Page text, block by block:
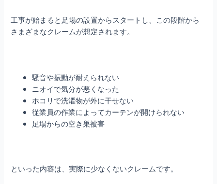
工事が始まると足場の設置からスタートし、この段階から
さまざまなクレームが想定されます。
騒音や振動が耐えられない
ニオイで気分が悪くなった
ホコリで洗濯物が外に干せない
従業員の作業によってカーテンが開けられない
足場からの空き巣被害
といった内容は、実際に少なくないクレームです。